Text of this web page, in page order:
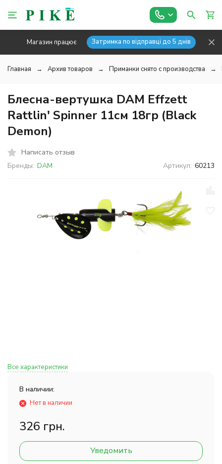
Магазин працює Затримка по відправці до 5 днів
Главная Архив товаров Приманки снято с производства
Блесна-вертушка DAM Effzett
Rattlin' Spinner 11см 18гр (Black
Demon)
Написать отзыв
Бренды: DAM Артикул: 60213
Все характеристики
В наличии:
Нет в наличии
326 грн.
Уведомить